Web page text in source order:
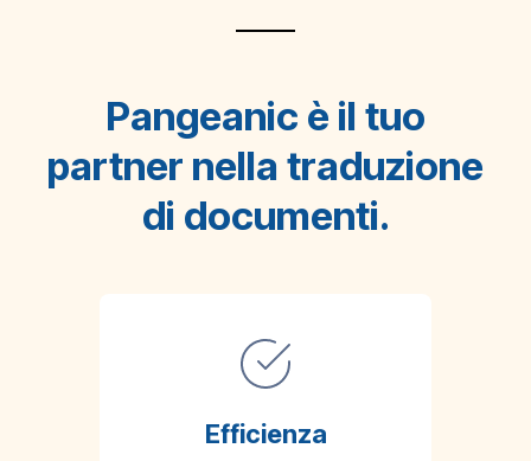
Pangeanic è il tuo
partner nella traduzione
di documenti.
Efficienza